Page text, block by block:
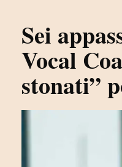
Sei
Vocal
stonati”